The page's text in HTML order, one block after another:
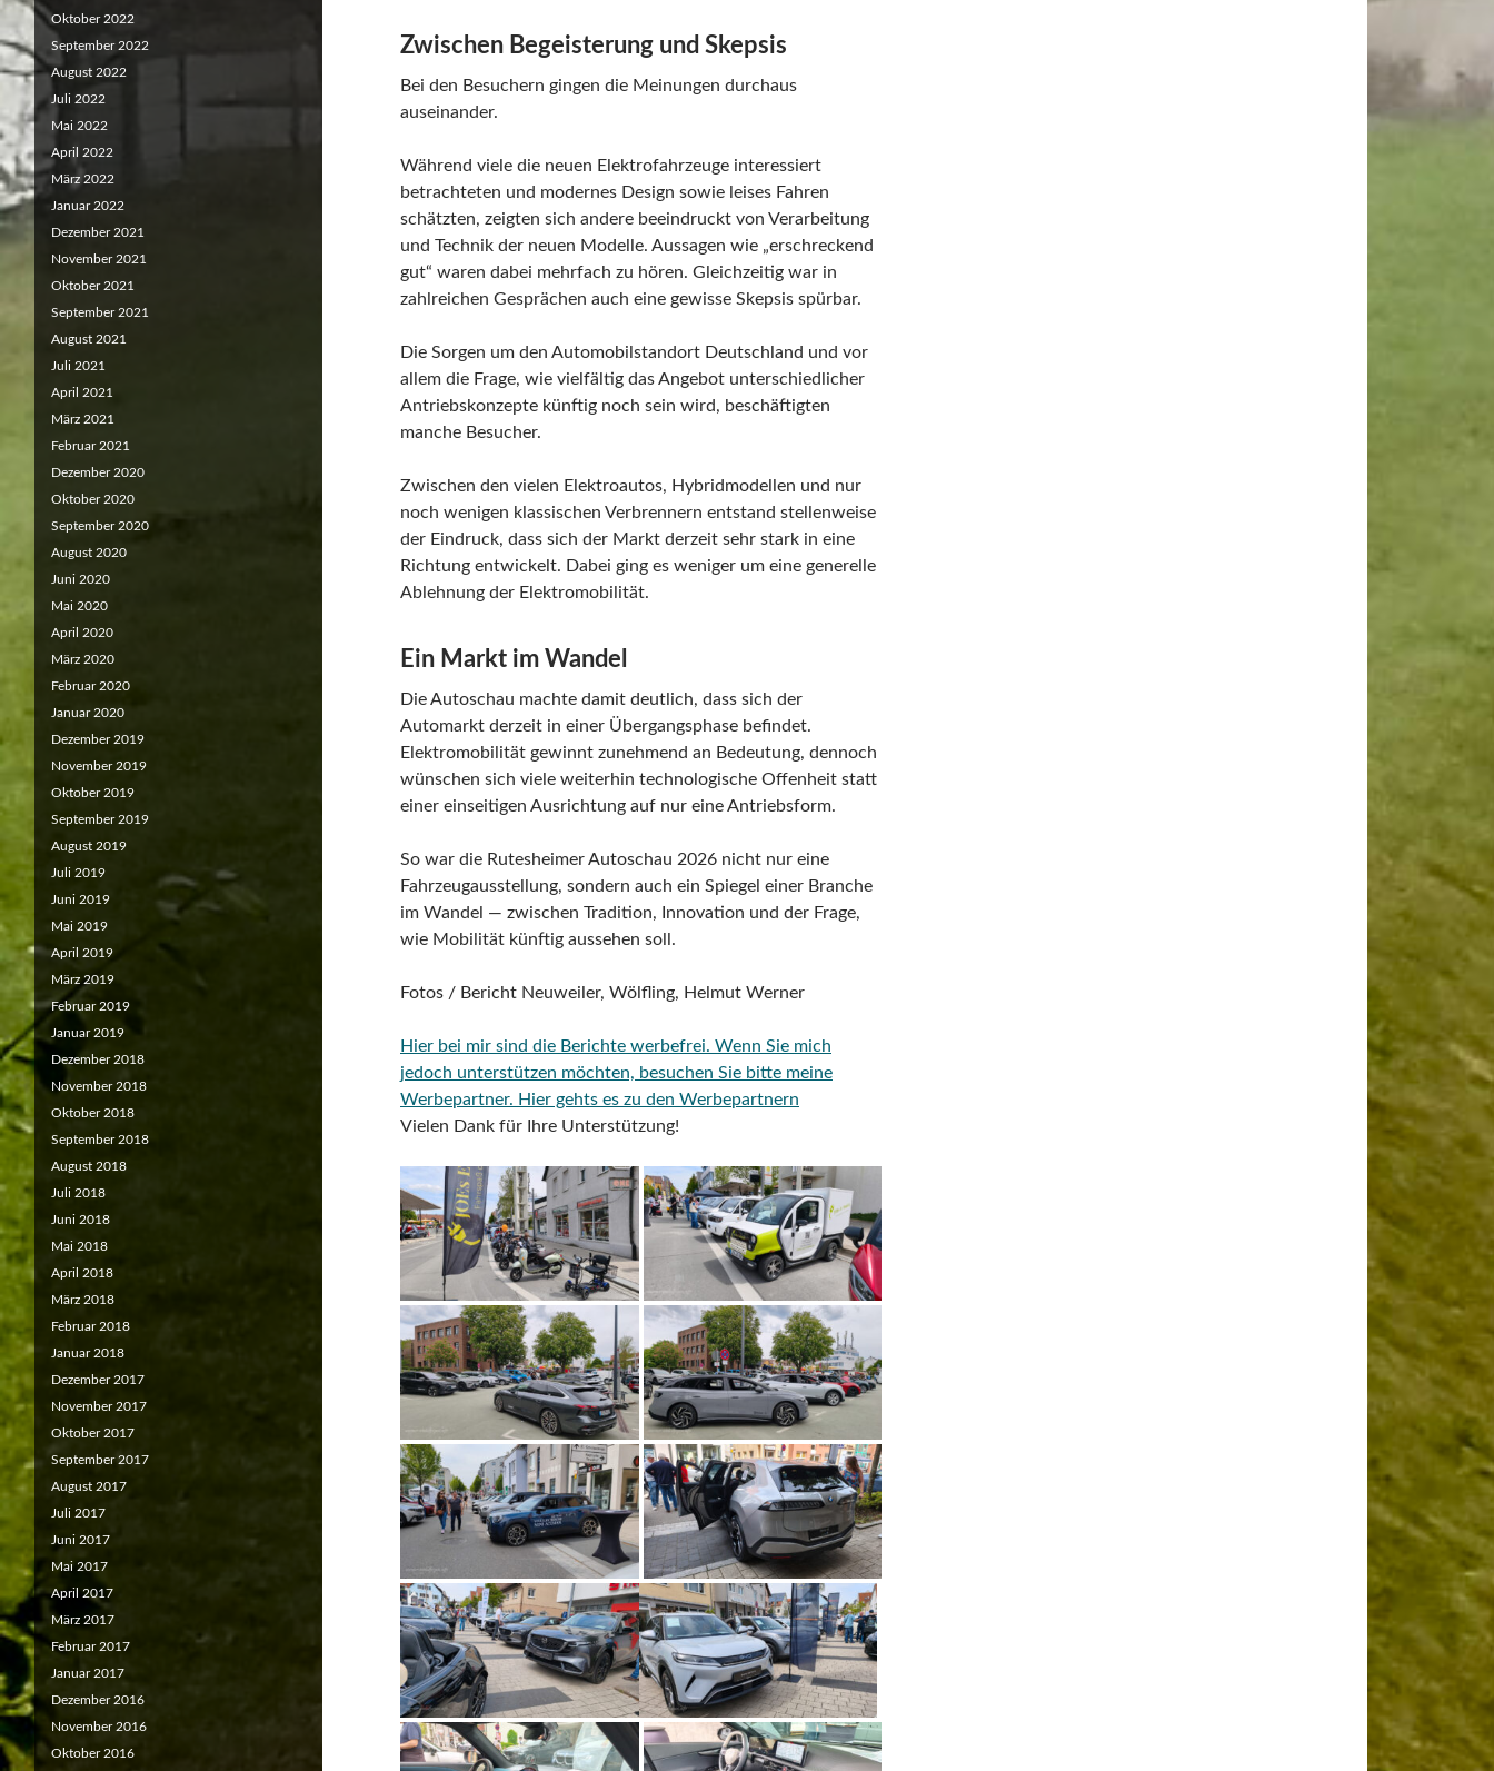
Zwischen Begeisterung und Skepsis
Bei den Besuchern gingen die Meinungen durchaus
auseinander.
Während viele die neuen Elektrofahrzeuge interessiert
betrachteten und modernes Design sowie leises Fahren
schätzten, zeigten sich andere beeindruckt von Verarbeitung
und Technik der neuen Modelle. Aussagen wie „erschreckend
gut“ waren dabei mehrfach zu hören. Gleichzeitig war in
zahlreichen Gesprächen auch eine gewisse Skepsis spürbar.
Die Sorgen um den Automobilstandort Deutschland und vor
allem die Frage, wie vielfältig das Angebot unterschiedlicher
Antriebskonzepte künftig noch sein wird, beschäftigten
manche Besucher.
Zwischen den vielen Elektroautos, Hybridmodellen und nur
noch wenigen klassischen Verbrennern entstand stellenweise
der Eindruck, dass sich der Markt derzeit sehr stark in eine
Richtung entwickelt. Dabei ging es weniger um eine generelle
Ablehnung der Elektromobilität.
Ein Markt im Wandel
Die Autoschau machte damit deutlich, dass sich der
Automarkt derzeit in einer Übergangsphase befindet.
Elektromobilität gewinnt zunehmend an Bedeutung, dennoch
wünschen sich viele weiterhin technologische Offenheit statt
einer einseitigen Ausrichtung auf nur eine Antriebsform.
So war die Rutesheimer Autoschau 2026 nicht nur eine
Fahrzeugausstellung, sondern auch ein Spiegel einer Branche
im Wandel — zwischen Tradition, Innovation und der Frage,
wie Mobilität künftig aussehen soll.
Fotos / Bericht Neuweiler, Wölfling, Helmut Werner
Hier bei mir sind die Berichte werbefrei. Wenn Sie mich
jedoch unterstützen möchten, besuchen Sie bitte meine
Werbepartner. Hier gehts es zu den Werbepartnern
Vielen Dank für Ihre Unterstützung!
Oktober 2022
September 2022
August 2022
Juli 2022
Mai 2022
April 2022
März 2022
Januar 2022
Dezember 2021
November 2021
Oktober 2021
September 2021
August 2021
Juli 2021
April 2021
März 2021
Februar 2021
Dezember 2020
Oktober 2020
September 2020
August 2020
Juni 2020
Mai 2020
April 2020
März 2020
Februar 2020
Januar 2020
Dezember 2019
November 2019
Oktober 2019
September 2019
August 2019
Juli 2019
Juni 2019
Mai 2019
April 2019
März 2019
Februar 2019
Januar 2019
Dezember 2018
November 2018
Oktober 2018
September 2018
August 2018
Juli 2018
Juni 2018
Mai 2018
April 2018
März 2018
Februar 2018
Januar 2018
Dezember 2017
November 2017
Oktober 2017
September 2017
August 2017
Juli 2017
Juni 2017
Mai 2017
April 2017
März 2017
Februar 2017
Januar 2017
Dezember 2016
November 2016
Oktober 2016